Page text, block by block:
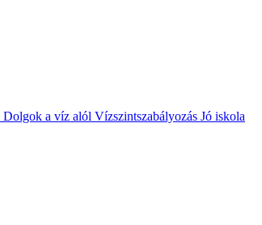
Dolgok a víz alól Vízszintszabályozás Jó iskola